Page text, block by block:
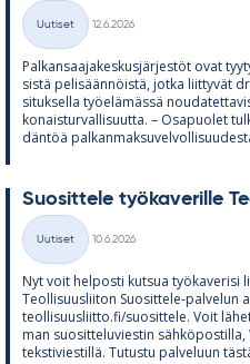
Kategoriat
Uutiset
12.6.2026
Pal­kan­saa­ja­kes­kus­jär­jes­töt ovat
sistä pe­li­sään­nöistä, jotka liit­ty­vät
si­tuk­sella työ­elä­mässä
ko­nais­tur­val­li­suutta. – Os­a­puo­let
dän­töä
Suo­sit­tele työ­ka­ve­rille
Kategoriat
Uutiset
10.6.2026
Nyt voit hel­posti kut­sua työ­ka­ve­risi
Teol­li­suus­lii­ton Suo­sit­tele-pal­ve­lun
teol­li­suus­liitto.fi/suo­sit­tele. Voit
man suo­sit­te­lu­vies­tin säh­kö­pos­tilla,
teks­ti­vies­tillä. Tu­tustu pal­ve­luun